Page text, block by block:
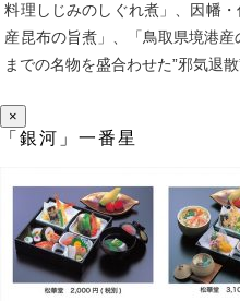
料理しじみのしぐれ煮」、因幡
産昆布の旨煮」、「鳥取県境港
までの名物を盛合わせた”邪気退
×
「銀河」一番星